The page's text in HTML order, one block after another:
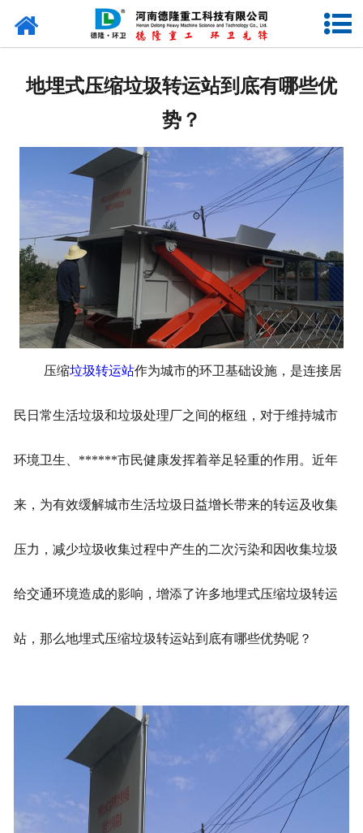
网站首页
产品中心
售后服务
视频中心
公司风采
联系我们
地埋式压缩垃圾转运站到底有哪些优
势？
压缩垃圾转运站作为城市的环卫基础设施，是连接居
民日常生活垃圾和垃圾处理厂之间的枢纽，对于维持城市
环境卫生、******市民健康发挥着举足轻重的作用。近年
来，为有效缓解城市生活垃圾日益增长带来的转运及收集
压力，减少垃圾收集过程中产生的二次污染和因收集垃圾
给交通环境造成的影响，增添了许多地埋式压缩垃圾转运
站，那么地埋式压缩垃圾转运站到底有哪些优势呢？